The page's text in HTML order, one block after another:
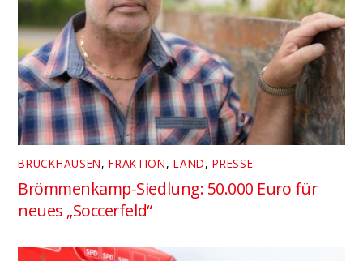
BRUCKHAUSEN,FRAKTION,LAND,PRESSE
Brömmenkamp-Siedlung: 50.000 Euro für
neues „Soccerfeld“